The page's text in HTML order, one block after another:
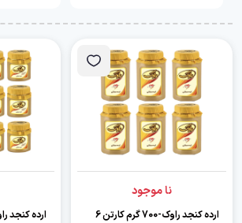
نا موجود
ارده کنجد راوک-700 گرم کارتن 6